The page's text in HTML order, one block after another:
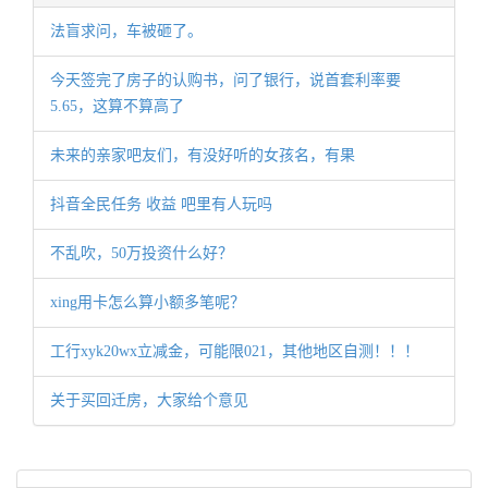
法盲求问，车被砸了。
今天签完了房子的认购书，问了银行，说首套利率要
5.65，这算不算高了
未来的亲家吧友们，有没好听的女孩名，有果
抖音全民任务 收益 吧里有人玩吗
不乱吹，50万投资什么好？
xing用卡怎么算小额多笔呢？
工行xyk20wx立减金，可能限021，其他地区自测！！！
关于买回迁房，大家给个意见